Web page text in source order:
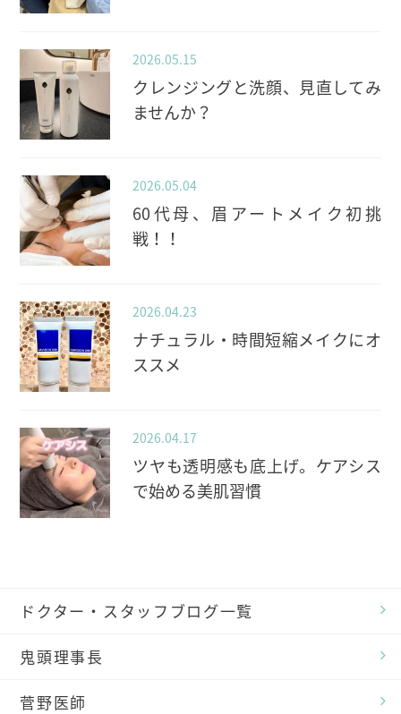
2026.05.15
クレンジングと洗顔、見直してみ
ませんか？
2026.05.04
60代母、眉アートメイク初挑
戦！！
2026.04.23
ナチュラル・時間短縮メイクにオ
ススメ
2026.04.17
ツヤも透明感も底上げ。ケアシス
で始める美肌習慣
ドクター・スタッフブログ一覧
鬼頭理事長
菅野医師